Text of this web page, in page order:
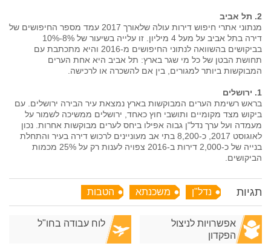
2. תל אביב
מנתוני אתרי חיפוש דירות עולה שלאורך 2017 עמד מספר החיפושים של
דירה בתל אביב על מעל 4 מיליון. זו עלייה בשיעור של 8%-10%
בביקושים בהשוואה לנתוני החיפושים מ-2016 והיא מתכתבת עם
תחושת הבטן של כל מי שגר בארץ: תל אביב היא אחת הערים
המבוקשות ביותר למגורים, בין אם להשכרה או לרכישה.
1. ירושלים
בראש רשימת הערים המבוקשות בארץ נמצאת עיר הבירה ירושלים. עם
ביקוש מצד מקומיים ותושבי חוץ כאחד, ירושלים ממשיכה לשמור על
מעמדה ועל ערך נדל"ן גבוה אפילו ביחס לערים מבוקשות אחרות. נכון
לאוגוסט 2017, כ-8,200 בתי אב מעוניינים לרכוש דירה בעיר והתחלת
בנייה של כ-2,000 דירות ב-2016 צפויה לענות רק על 25% מכמות
הביקושים.
תגיות נדל"ן משכנתא הטבות
אפשרויות לניצול
הפקדון
לוח עבודה בחו"ל